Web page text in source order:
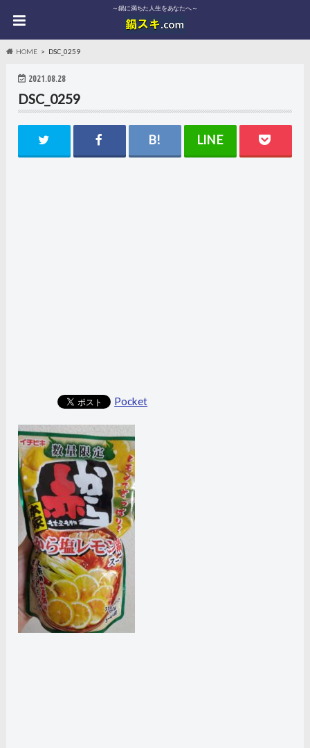
～鍋に満ちた人生をあなたへ～
HOME DSC_0259
2021.08.28
DSC_0259
Pocket